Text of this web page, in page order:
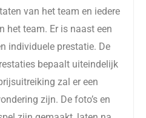
van het team en iedere
het team. Er is naast een
individuele prestatie. De
bepaalt uiteindelijk
zal er een
zijn. De foto’s en